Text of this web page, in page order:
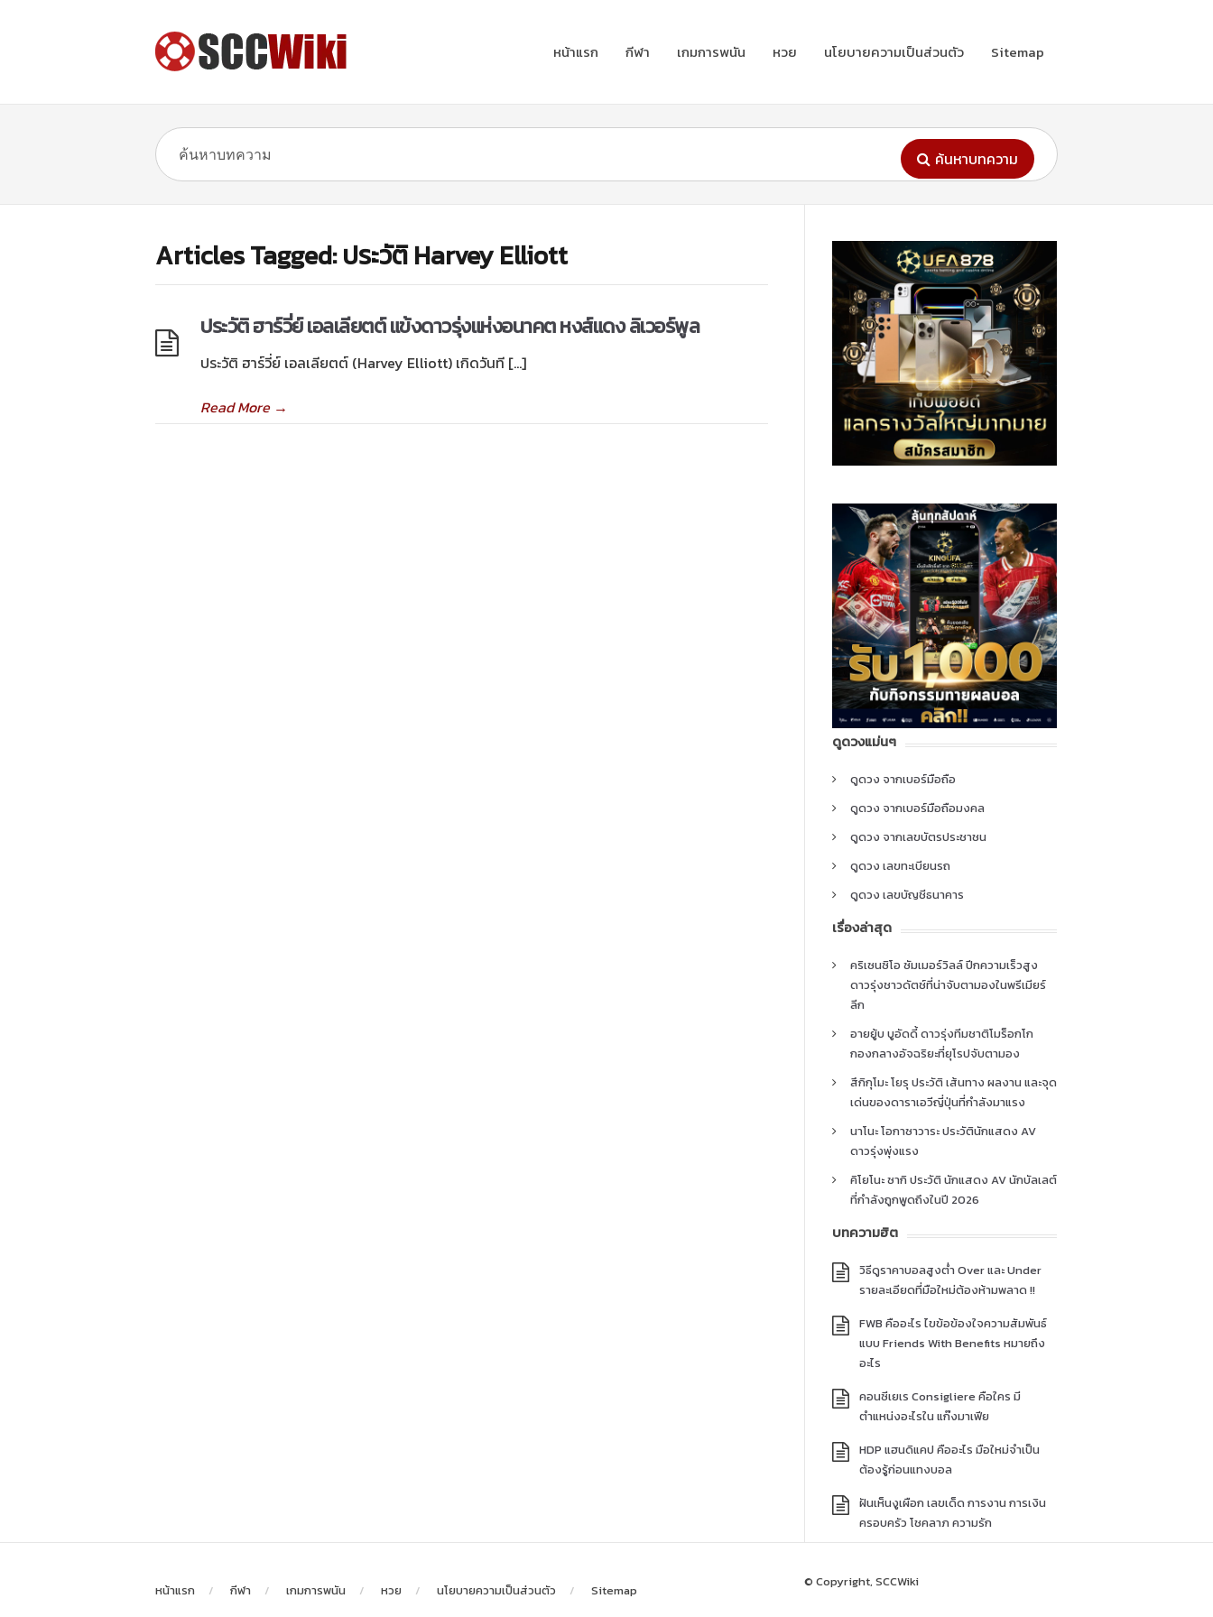
หน้าแรก กีฬา เกมการพนัน หวย นโยบายความเป็นส่วนตัว Sitemap
ค้นหาบทความ
Articles Tagged: ประวัติ Harvey Elliott
ประวัติ ฮาร์วี่ย์ เอลเลียตต์ แข้งดาวรุ่งแห่งอนาคต หงส์แดง ลิเวอร์พูล
ประวัติ ฮาร์วี่ย์ เอลเลียตต์ (Harvey Elliott) เกิดวันที […]
Read More→
ดูดวงแม่นๆ
ดูดวง จากเบอร์มือถือ
ดูดวง จากเบอร์มือถือมงคล
ดูดวง จากเลขบัตรประชาชน
ดูดวง เลขทะเบียนรถ
ดูดวง เลขบัญชีธนาคาร
เรื่องล่าสุด
คริเซนซิโอ ซัมเมอร์วิลล์ ปีกความเร็วสูง
ดาวรุ่งชาวดัตช์ที่น่าจับตามองในพรีเมียร์
ลีก
อายยู้บ บูอัดดี้ ดาวรุ่งทีมชาติโมร็อกโก
กองกลางอัจฉริยะที่ยุโรปจับตามอง
สึกิกุโมะ โยรุ ประวัติ เส้นทาง ผลงาน และจุด
เด่นของดาราเอวีญี่ปุ่นที่กำลังมาแรง
นาโนะ โอกาซาวาระ ประวัตินักแสดง AV
ดาวรุ่งพุ่งแรง
คิโยโนะ ซากิ ประวัติ นักแสดง AV นักบัลเลต์
ที่กำลังถูกพูดถึงในปี 2026
บทความฮิต
วิธีดูราคาบอลสูงต่ำ Over และ Under
รายละเอียดที่มือใหม่ต้องห้ามพลาด !!
FWB คืออะไร ไขข้อข้องใจความสัมพันธ์
แบบ Friends With Benefits หมายถึง
อะไร
คอนซีเยเร Consigliere คือใคร มี
ตำแหน่งอะไรใน แก๊งมาเฟีย
HDP แฮนดิแคป คืออะไร มือใหม่จำเป็น
ต้องรู้ก่อนแทงบอล
ฝันเห็นงูเผือก เลขเด็ด การงาน การเงิน
ครอบครัว โชคลาภ ความรัก
หน้าแรก กีฬา เกมการพนัน หวย นโยบายความเป็นส่วนตัว Sitemap
© Copyright, SCCWiki